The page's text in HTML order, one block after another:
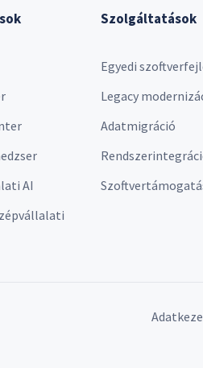
AI
Szolgáltatások
Egyedi
Legacy
Adatmigráció